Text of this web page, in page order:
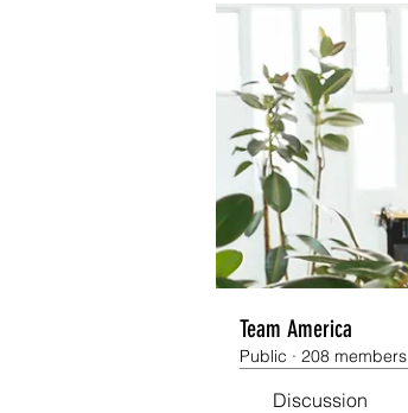
Team America
Public · 208 members
Discussion